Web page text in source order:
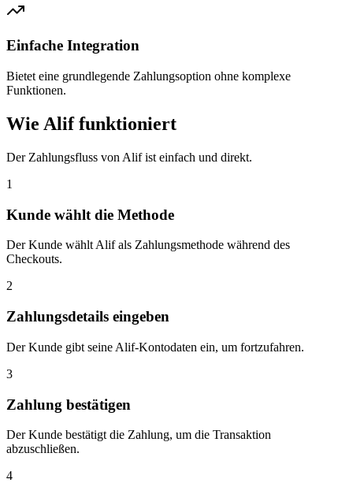
Einfache Integration
Bietet eine grundlegende Zahlungsoption ohne komplexe
Funktionen.
Wie Alif funktioniert
Der Zahlungsfluss von Alif ist einfach und direkt.
1
Kunde wählt die Methode
Der Kunde wählt Alif als Zahlungsmethode während des
Checkouts.
2
Zahlungsdetails eingeben
Der Kunde gibt seine Alif-Kontodaten ein, um fortzufahren.
3
Zahlung bestätigen
Der Kunde bestätigt die Zahlung, um die Transaktion
abzuschließen.
4